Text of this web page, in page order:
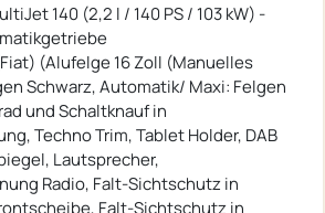
140 (2,2 l / 140 PS / 103 kW) -
(Alufelge 16 Zoll (Manuelles
Schwarz, Automatik/ Maxi: Felgen
und Schaltknauf in
Techno Trim, Tablet Holder, DAB
Lautsprecher,
Radio, Falt-Sichtschutz in
Falt-Sichtschutz in